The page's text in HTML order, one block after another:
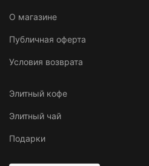
О магазине
Публичная оферта
Условия возврата
Элитный кофе
Элитный чай
Подарки